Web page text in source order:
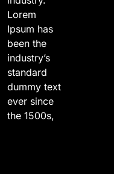
Lorem
Ipsum has
been the
industry’s
standard
dummy text
ever since
the 1500s,